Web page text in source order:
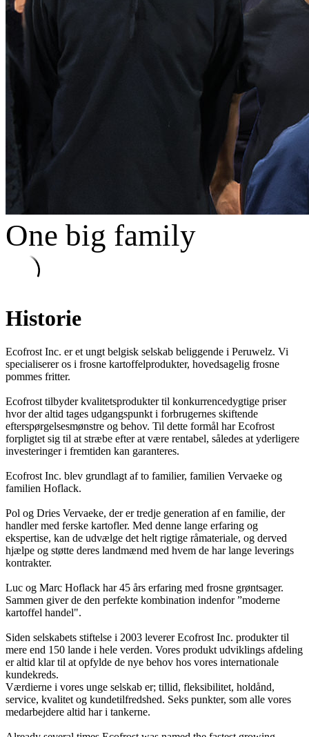
One big family
Historie
Ecofrost Inc. er et ungt belgisk selskab beliggende i Peruwelz. Vi
specialiserer os i frosne kartoffelprodukter, hovedsagelig frosne
pommes fritter.
Ecofrost tilbyder kvalitetsprodukter til konkurrencedygtige priser
hvor der altid tages udgangspunkt i forbrugernes skiftende
efterspørgelsesmønstre og behov. Til dette formål har Ecofrost
forpligtet sig til at stræbe efter at være rentabel, således at yderligere
investeringer i fremtiden kan garanteres.
Ecofrost Inc. blev grundlagt af to familier, familien Vervaeke og
familien Hoflack.
Pol og Dries Vervaeke, der er tredje generation af en familie, der
handler med ferske kartofler. Med denne lange erfaring og
ekspertise, kan de udvælge det helt rigtige råmateriale, og derved
hjælpe og støtte deres landmænd med hvem de har lange leverings
kontrakter.
Luc og Marc Hoflack har 45 års erfaring med frosne grøntsager.
Sammen giver de den perfekte kombination indenfor ”moderne
kartoffel handel".
Siden selskabets stiftelse i 2003 leverer Ecofrost Inc. produkter til
mere end 150 lande i hele verden. Vores produkt udviklings afdeling
er altid klar til at opfylde de nye behov hos vores internationale
kundekreds.
Værdierne i vores unge selskab er; tillid, fleksibilitet, holdånd,
service, kvalitet og kundetilfredshed. Seks punkter, som alle vores
medarbejdere altid har i tankerne.